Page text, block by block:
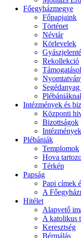
Főegyházmegye
Főpapjaink
Történet
Névtár
Körlevelek
Rekollekció
Intézmények és
Központi
Bizottságok
Intézmények
Plébániák
Templomok
Hova
Térkép
Papság
Papi címek
A
Hitélet
Alapvető
A katolikus
Keresztség
Bérmálás